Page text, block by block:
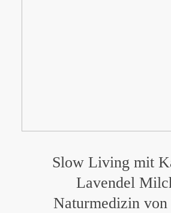
Slow Living mit
Lavendel
Naturmedizin von